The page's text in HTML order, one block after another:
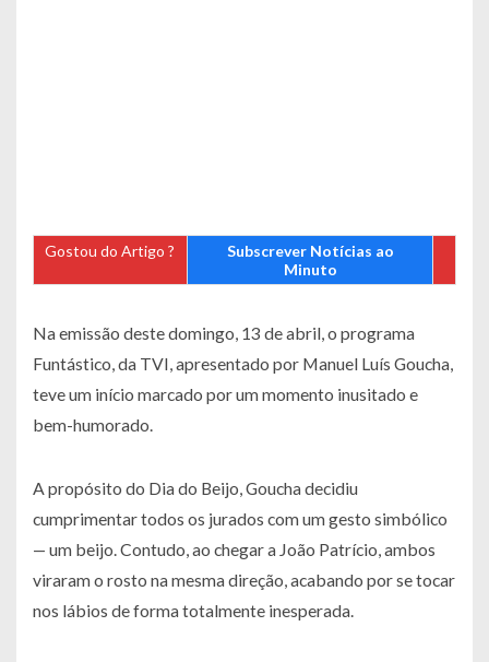
Gostou do Artigo ?
Subscrever Notícias ao
Minuto
Na emissão deste domingo, 13 de abril, o programa
Funtástico, da TVI, apresentado por Manuel Luís Goucha,
teve um início marcado por um momento inusitado e
bem-humorado.
A propósito do Dia do Beijo, Goucha decidiu
cumprimentar todos os jurados com um gesto simbólico
— um beijo. Contudo, ao chegar a João Patrício, ambos
viraram o rosto na mesma direção, acabando por se tocar
nos lábios de forma totalmente inesperada.